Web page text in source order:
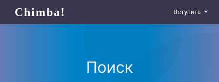
Chimba! Вступить
Поиск